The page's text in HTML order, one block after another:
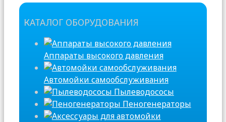
КАТАЛОГ ОБОРУДОВАНИЯ
Аппараты высокого давления
Автомойки самообслуживания
Пылеводососы
Пеногенераторы